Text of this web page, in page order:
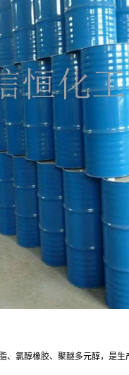
、氯醇橡胶、聚醚多元醇，是生